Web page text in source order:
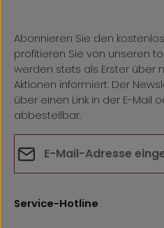
Abonnieren Sie den
profitieren Sie von unseren
werden stets als Erster über
Aktionen informiert. Der
über einen Link in der E-Mail
abbestellbar.
Ich habe die
Die mit einem Stern (*)
Service-Hotline